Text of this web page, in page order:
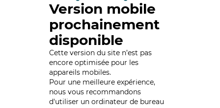
Version mobile
prochainement
disponible
Cette version du site n’est pas
encore optimisée pour les
appareils mobiles.
Pour une meilleure expérience,
nous vous recommandons
d'utiliser un ordinateur de bureau